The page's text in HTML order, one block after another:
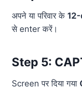
अपने या परिवार के
से enter करें।
Step 5:
Screen पर दिया गया